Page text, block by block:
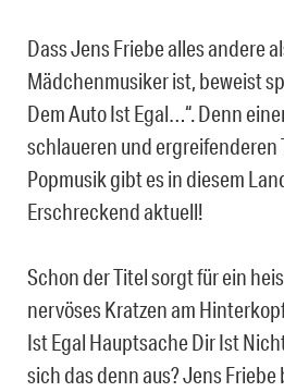
Dass Jens Friebe alles andere
Mädchenmusiker ist, beweist
Dem Auto Ist Egal…“. Denn
schlaueren und ergreifenderen
Popmusik gibt es in diesem
Erschreckend aktuell!
Schon der Titel sorgt für ein
nervöses Kratzen am
Ist Egal Hauptsache Dir Ist
sich das denn aus? Jens